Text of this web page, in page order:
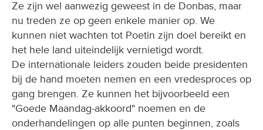
Ze zijn wel aanwezig geweest in de Donbas, maar
nu treden ze op geen enkele manier op. We
kunnen niet wachten tot Poetin zijn doel bereikt en
het hele land uiteindelijk vernietigd wordt.
De internationale leiders zouden beide presidenten
bij de hand moeten nemen en een vredesproces op
gang brengen. Ze kunnen het bijvoorbeeld een
"Goede Maandag-akkoord" noemen en de
onderhandelingen op alle punten beginnen, zoals